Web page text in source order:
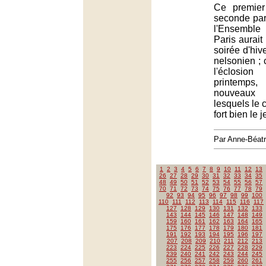
Ce
seconde
Paris
soirée
nelsonien ;
lesquels le
fort bien le
Par Anne-
1 2 3 4 5 6 7 8 9 10 11 12
13
26
27 28 29 30 31 32 33 34 35
48
49 50 51 52 53 54 55 56
57
70 71 72 73 74 75 76 77 78
79
92
93 94 95 96 97 98 99
100
110
111 112 113 114 115 116
117
127
128 129 130 131 132
133
143
144 145 146 147 148
149
159
160 161 162 163 164
165
175
176 177 178 179 180
181
191
192 193 194 195 196
197
207
208 209 210 211 212
213
223
224 225 226 227 228
229
239
240 241 242 243 244 245
255
256 257 258 259 260 261